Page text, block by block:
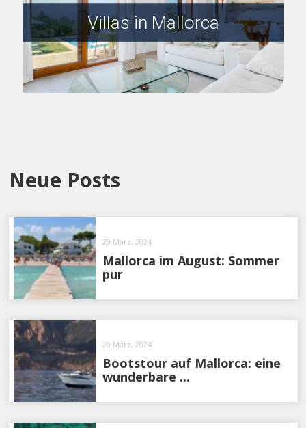
Villas in Mallorca
Neue Posts
20 März, 2024
Mallorca im August: Sommer
pur
20 März, 2024
Bootstour auf Mallorca: eine
wunderbare ...